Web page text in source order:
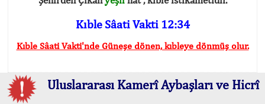
Kıble Sâati Vakti 12:34
Kıble Sâati Vakti'nde Güneşe dönen, kıbleye dönmüş olur.
Uluslararası Kamerî Aybaşları ve Hicrî